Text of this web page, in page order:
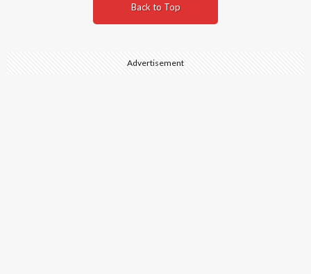
Back to Top
Advertisement